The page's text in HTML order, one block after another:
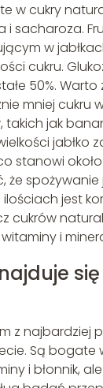
w cukry
i sacharoza.
w
cukru.
50%. Warto
mniej cukru
jak
jabłko
stanowi około
spożywanie
jest
cukrów
i
z najbardziej
Są bogate
i błonnik,